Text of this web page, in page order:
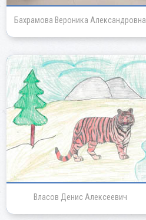
Бахрамова Вероника Александровна
Власов Денис Алексеевич